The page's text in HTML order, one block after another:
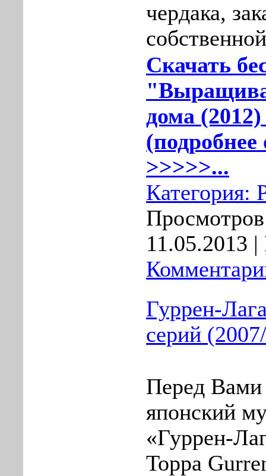
чердака,
Скачать
дома
(подробнее
>>>>>...
Категория:
11.05.2013 |
Гуррен-
серий
Перед Вами
японский
«Гуррен-
Toppa